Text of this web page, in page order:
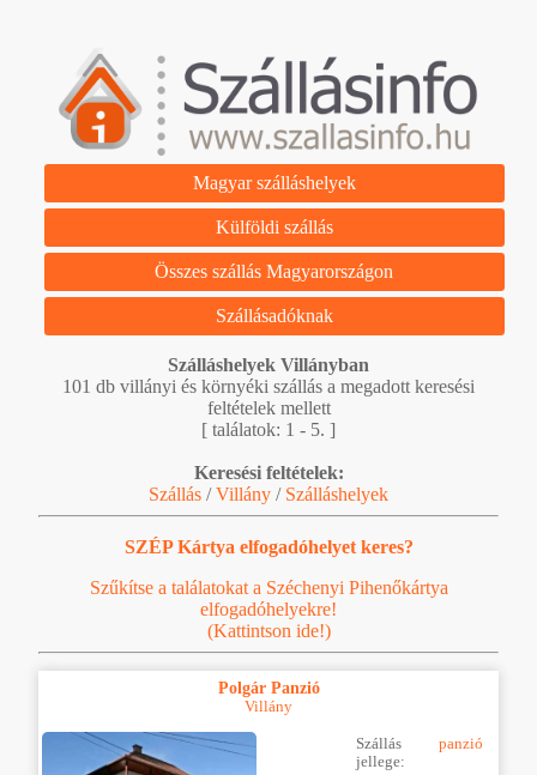
Magyar szálláshelyek
Külföldi szállás
Összes szállás Magyarországon
Szállásadóknak
Szálláshelyek Villányban
101 db villányi és környéki szállás a megadott keresési
feltételek mellett
[ találatok: 1 - 5. ]
Keresési feltételek:
Szállás /Villány / Szálláshelyek
SZÉP Kártya elfogadóhelyet keres?
Szűkítse a találatokat a Széchenyi Pihenőkártya
elfogadóhelyekre!
(Kattintson ide!)
Polgár Panzió
Villány
Szállás
jellege:
panzió